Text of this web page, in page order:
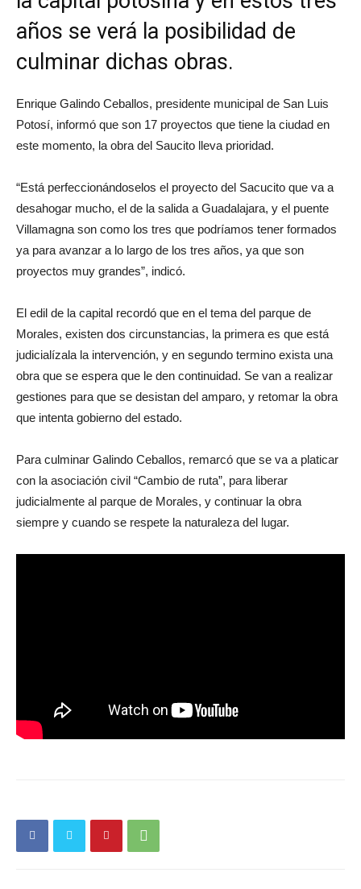
años se verá la posibilidad de
culminar dichas obras.
Enrique Galindo Ceballos, presidente municipal de San Luis
Potosí, informó que son 17 proyectos que tiene la ciudad en
este momento, la obra del Saucito lleva prioridad.
“Está perfeccionándoselos el proyecto del Sacucito que va a
desahogar mucho, el de la salida a Guadalajara, y el puente
Villamagna son como los tres que podríamos tener formados
ya para avanzar a lo largo de los tres años, ya que son
proyectos muy grandes”, indicó.
El edil de la capital recordó que en el tema del parque de
Morales, existen dos circunstancias, la primera es que está
judicialízala la intervención, y en segundo termino exista una
obra que se espera que le den continuidad. Se van a realizar
gestiones para que se desistan del amparo, y retomar la obra
que intenta gobierno del estado.
Para culminar Galindo Ceballos, remarcó que se va a platicar
con la asociación civil “Cambio de ruta”, para liberar
judicialmente al parque de Morales, y continuar la obra
siempre y cuando se respete la naturaleza del lugar.